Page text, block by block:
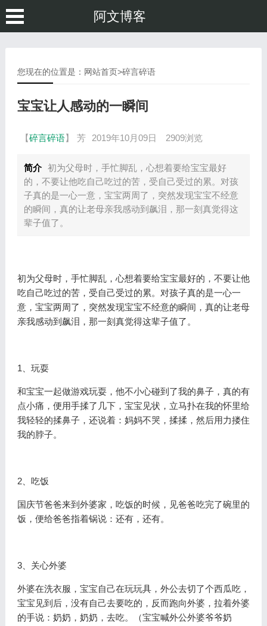
阿文博客
您现在的位置是： 网站首页>碎言碎语
宝宝让人感动的一瞬间
【碎言碎语】 芳 2019年10月09日 2909浏览
简介 初为父母时，手忙脚乱，心想着要给宝宝最好
的，不要让他吃自己吃过的苦，受自己受过的累。对孩
子真的是一心一意，宝宝两周了，突然发现宝宝不经意
的瞬间，真的让老母亲我感动到飙泪，那一刻真觉得这
辈子值了。
初为父母时，手忙脚乱，心想着要给宝宝最好的，不要让他
吃自己吃过的苦，受自己受过的累。对孩子真的是一心一
意，宝宝两周了，突然发现宝宝不经意的瞬间，真的让老母
亲我感动到飙泪，那一刻真觉得这辈子值了。
1、玩耍
和宝宝一起做游戏玩耍，他不小心碰到了我的鼻子，真的有
点小痛，便用手揉了几下，宝宝见状，立马扑在我的怀里给
我轻轻的揉鼻子，还说着：妈妈不哭，揉揉，然后用力搂住
我的脖子。
2、吃饭
国庆节爸爸来到外婆家，吃饭的时候，见爸爸吃完了碗里的
饭，便给爸爸指着锅说：还有，还有。
3、关心外婆
外婆在洗衣服，宝宝自己在玩玩具，外公去切了个西瓜吃，
宝宝见到后，没有自己去要吃的，反而跑向外婆，拉着外婆
的手说：奶奶，奶奶，去吃。（宝宝喊外公外婆爷爷奶